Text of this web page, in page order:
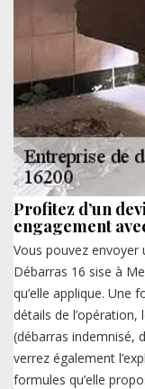
Profitez d’un
engagement
Vous pouvez envoyer
Débarras 16 sise à
qu’elle applique. Une
détails de l’opération,
(débarras indemnisé,
verrez également
formules qu’elle